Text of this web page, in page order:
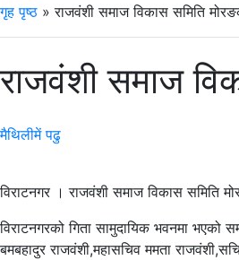
गृह पृष्ठ »राजवंशी समाज विकास समिति
राजवंशी समाज
मैथिलीमें पढु
विराटनगर । राजवंशी समाज विकास समिति
विराटनगरको गिता सामुदायिक भवनमा भएको
बमबहादुर राजवंशी,महासचिव ममता